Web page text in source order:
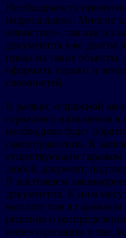
Необходимость
назрела давно. Многие
амнистию», так как из-
документов уже долгое
права на такие
оформить гаражи и
сложностей.
В рамках «гаражной
гаражного назначения в
необходимо будет
самоуправления. К
существующим гаражом
любой документ,
В настоящем
документов. К ним
выплате пая в гаражном
решения о
инвентаризации и так